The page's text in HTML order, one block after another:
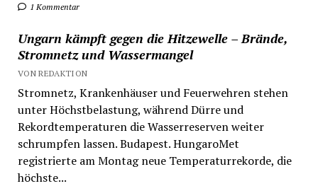
1 Kommentar
Ungarn kämpft gegen die Hitzewelle – Brände,
Stromnetz und Wassermangel
VON REDAKTION
Stromnetz, Krankenhäuser und Feuerwehren stehen
unter Höchstbelastung, während Dürre und
Rekordtemperaturen die Wasserreserven weiter
schrumpfen lassen. Budapest. HungaroMet
registrierte am Montag neue Temperaturrekorde, die
höchste...